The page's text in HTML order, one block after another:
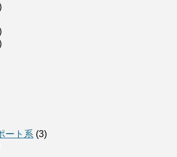
ート系 (3)